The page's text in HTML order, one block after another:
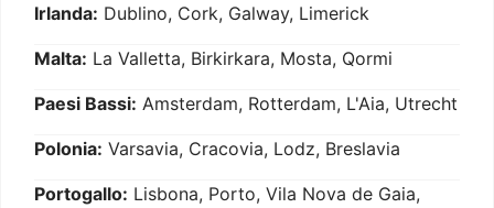
Irlanda: Dublino, Cork, Galway, Limerick
Malta: La Valletta, Birkirkara, Mosta, Qormi
Paesi Bassi: Amsterdam, Rotterdam, L'Aia, Utrecht
Polonia: Varsavia, Cracovia, Lodz, Breslavia
Portogallo: Lisbona, Porto, Vila Nova de Gaia,